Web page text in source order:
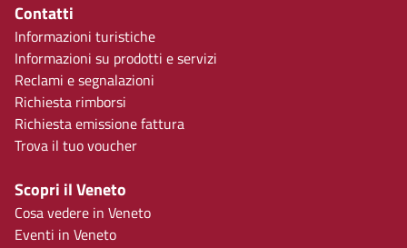
Contatti
Informazioni turistiche
Informazioni su prodotti e servizi
Reclami e segnalazioni
Richiesta rimborsi
Richiesta emissione fattura
Trova il tuo voucher
Scopri il Veneto
Cosa vedere in Veneto
Eventi in Veneto